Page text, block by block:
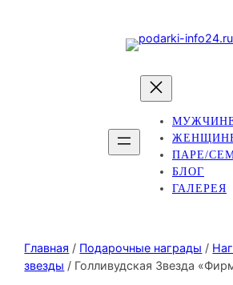
ПАРЕ/
БЛОГ
ГАЛЕРЕЯ
Главная / Подарочные награды /
звезды / Голливудская Звезда